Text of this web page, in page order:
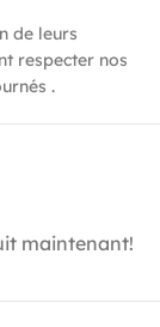
de leurs
respecter nos
.
maintenant!